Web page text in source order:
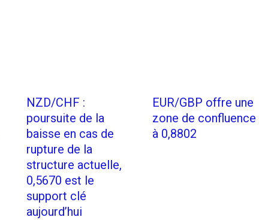
NZD/CHF :
poursuite de la
baisse en cas de
rupture de la
structure actuelle,
0,5670 est le
support clé
aujourd’hui
EUR/GBP offre une
zone de confluence
à 0,8802